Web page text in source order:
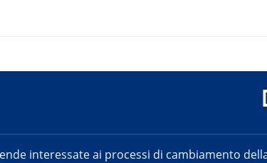
interessate ai processi di cambiamento